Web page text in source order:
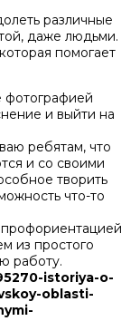
различные
даже людьми.
помогает
фотографией
и выйти на
ребятам, что
и со своими
творить
что-то
из простого
работу.
istoriya-o-
oblasti-